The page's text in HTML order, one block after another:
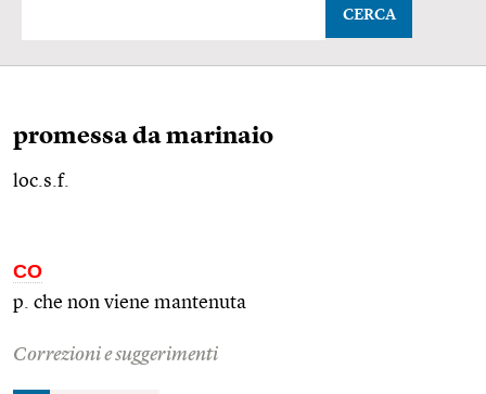
CERCA
promessa da marinaio
loc.s.f.
CO
p. che non viene mantenuta
Correzioni e suggerimenti